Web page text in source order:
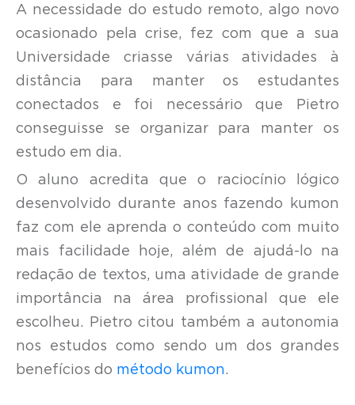
A necessidade do estudo remoto, algo novo
ocasionado pela crise, fez com que a sua
Universidade criasse várias atividades à
distância para manter os estudantes
conectados e foi necessário que Pietro
conseguisse se organizar para manter os
estudo em dia.
O aluno acredita que o raciocínio lógico
desenvolvido durante anos fazendo kumon
faz com ele aprenda o conteúdo com muito
mais facilidade hoje, além de ajudá-lo na
redação de textos, uma atividade de grande
importância na área profissional que ele
escolheu.
Pietro citou também a autonomia
nos estudos como sendo um dos grandes
benefícios do método kumon.